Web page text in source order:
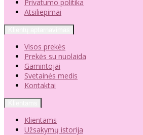
Privatumo politika
Atsiliepimai
Visos prekės
Prekės su nuolaida
Gamintojai
Svetainės medis
Kontaktai
Klientams
Užsakymų istorija